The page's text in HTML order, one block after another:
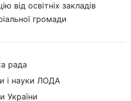
від освітніх закладів
громади
рада
і науки ЛОДА
України